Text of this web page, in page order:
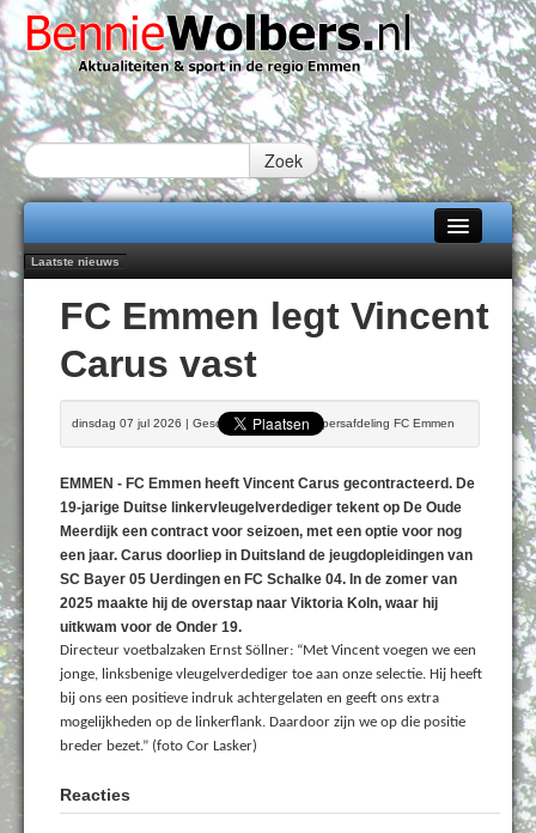
Zoek
Home
Alle categorieën
Over Bennie Wolbers
Fotoboek
Laatste nieuws
nieuwe rugsponsor
Najaar '26 staat live!
102 kaarsen voor eeuwling Mieke Sijbom-Maatje
Emmen wint op Open Dag overtuigend van Almere City
Treffer van Quispel bezorgt FC Emmen droomstart
FC Emmen legt Vincent
Carus vast
dinsdag 07 jul 2026 | Geschreven door Door persafdeling FC Emmen
EMMEN - FC Emmen heeft Vincent Carus gecontracteerd. De
19-jarige Duitse linkervleugelverdediger tekent op De Oude
Meerdijk een contract voor seizoen, met een optie voor nog
een jaar. Carus doorliep in Duitsland de jeugdopleidingen van
SC Bayer 05 Uerdingen en FC Schalke 04. In de zomer van
2025 maakte hij de overstap naar Viktoria Koln, waar hij
uitkwam voor de Onder 19.
Directeur voetbalzaken Ernst Söllner: “Met Vincent voegen we een
jonge, linksbenige vleugelverdediger toe aan onze selectie. Hij heeft
bij ons een positieve indruk achtergelaten en geeft ons extra
mogelijkheden op de linkerflank. Daardoor zijn we op die positie
breder bezet.” (foto Cor Lasker)
Reacties